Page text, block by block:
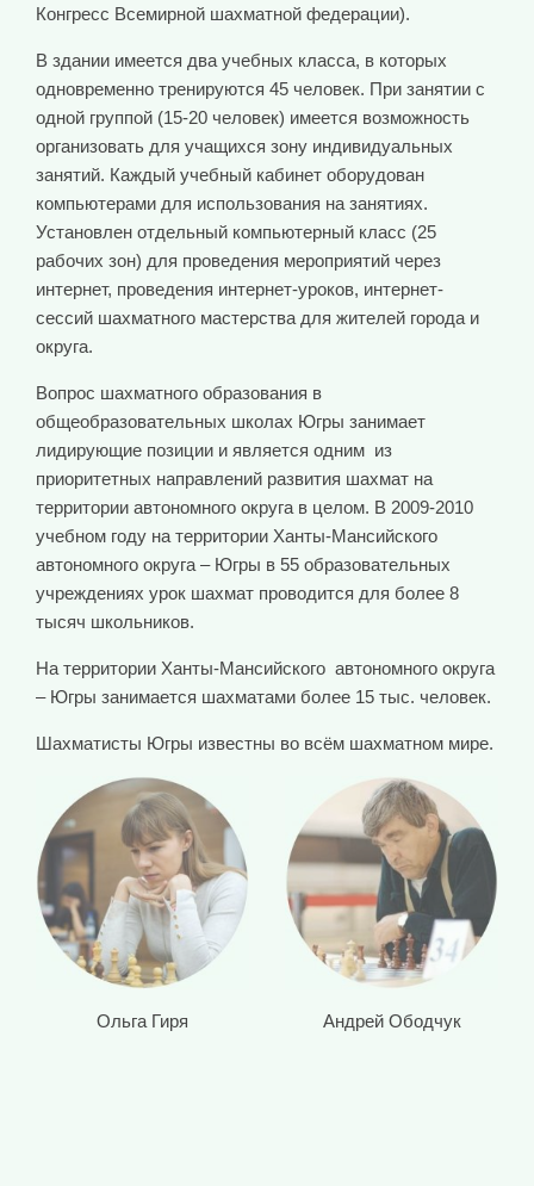
Конгресс Всемирной шахматной федерации).
В здании имеется два учебных класса, в которых
одновременно тренируются 45 человек. При занятии с
одной группой (15-20 человек) имеется возможность
организовать для учащихся зону индивидуальных
занятий. Каждый учебный кабинет оборудован
компьютерами для использования на занятиях.
Установлен отдельный компьютерный класс (25
рабочих зон) для проведения мероприятий через
интернет, проведения интернет-уроков, интернет-
сессий шахматного мастерства для жителей города и
округа.
Вопрос шахматного образования в
общеобразовательных школах Югры занимает
лидирующие позиции и является одним из
приоритетных направлений развития шахмат на
территории автономного округа в целом. В 2009-2010
учебном году на территории Ханты-Мансийского
автономного округа – Югры в 55 образовательных
учреждениях урок шахмат проводится для более 8
тысяч школьников.
На территории Ханты-Мансийского автономного округа
– Югры занимается шахматами более 15 тыс. человек.
Шахматисты Югры известны во всём шахматном мире.
Ольга Гиря Андрей Ободчук